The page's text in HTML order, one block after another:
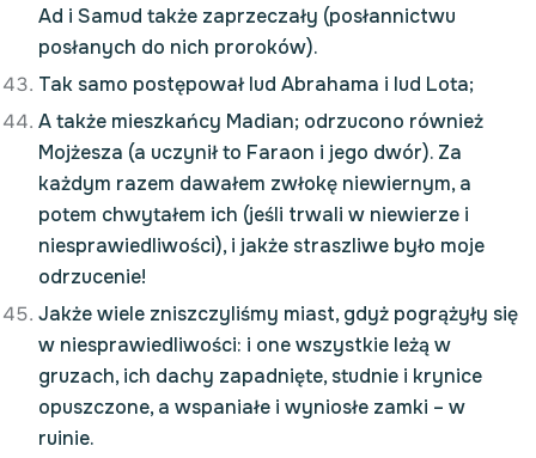
Ad i Samud także zaprzeczały (posłannictwu
posłanych do nich proroków).
Tak samo postępował lud Abrahama i lud Lota;
A także mieszkańcy Madian; odrzucono również
Mojżesza (a uczynił to Faraon i jego dwór). Za
każdym razem dawałem zwłokę niewiernym, a
potem chwytałem ich (jeśli trwali w niewierze i
niesprawiedliwości), i jakże straszliwe było moje
odrzucenie!
Jakże wiele zniszczyliśmy miast, gdyż pogrążyły się
w niesprawiedliwości: i one wszystkie leżą w
gruzach, ich dachy zapadnięte, studnie i krynice
opuszczone, a wspaniałe i wyniosłe zamki – w
ruinie.